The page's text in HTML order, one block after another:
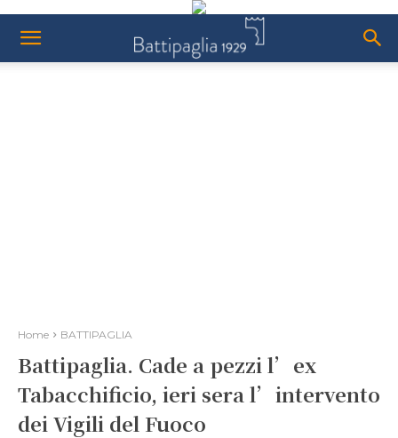
Home BATTIPAGLIA
Battipaglia. Cade a pezzi l’ex
Tabacchificio, ieri sera l’intervento
dei Vigili del Fuoco